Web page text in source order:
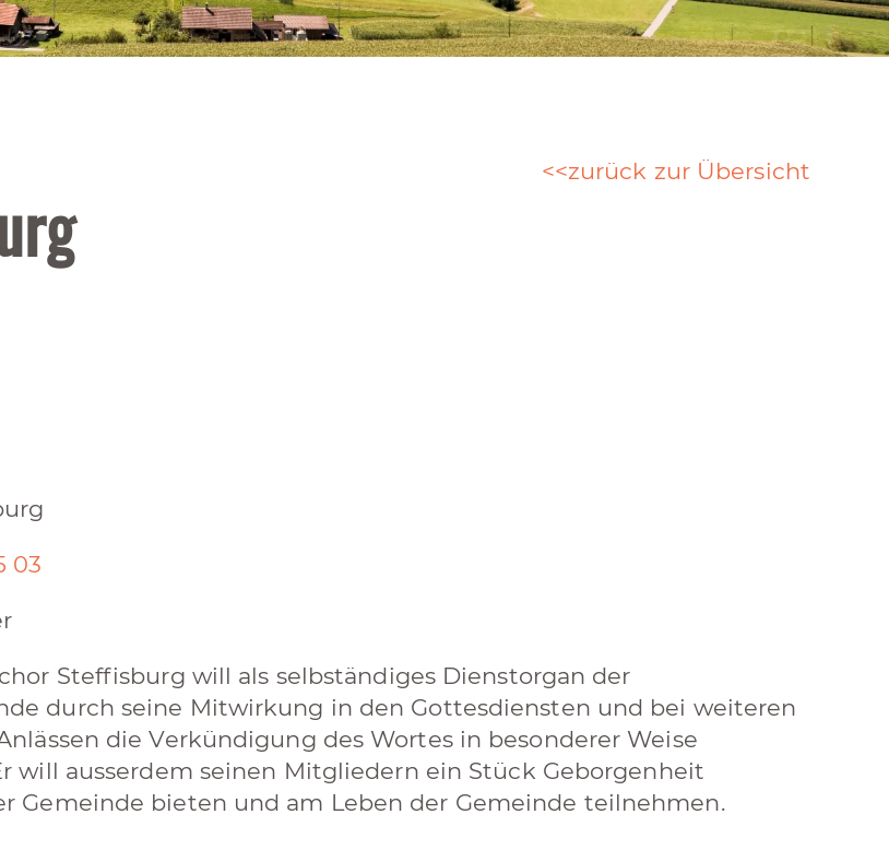
zurück zur Übersicht
03
Steffisburg will als selbständiges Dienstorgan der
durch seine Mitwirkung in den Gottesdiensten und bei weiteren
die Verkündigung des Wortes in besonderer Weise
will ausserdem seinen Mitgliedern ein Stück Geborgenheit
Gemeinde bieten und am Leben der Gemeinde teilnehmen.